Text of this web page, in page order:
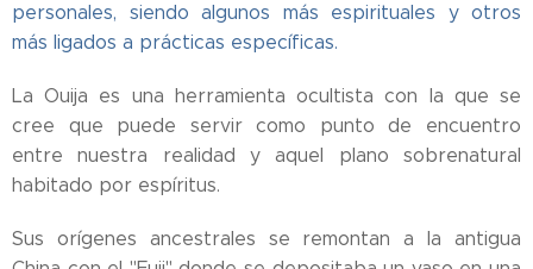
personales, siendo algunos más espirituales y otros
más ligados a prácticas específicas.
La Ouija es una herramienta ocultista con la que se
cree que puede servir como punto de encuentro
entre nuestra realidad y aquel plano sobrenatural
habitado por espíritus.
Sus orígenes ancestrales se remontan a la antigua